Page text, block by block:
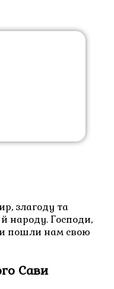
злагоду та
народу. Господи,
пошли нам свою
Сави